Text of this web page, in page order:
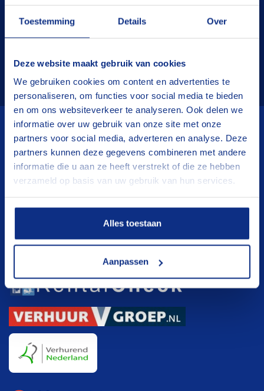
Toestemming Details Over
Deze website maakt gebruik van cookies
We gebruiken cookies om content en advertenties te
personaliseren, om functies voor social media te bieden
en om ons websiteverkeer te analyseren. Ook delen we
informatie over uw gebruik van onze site met onze
partners voor social media, adverteren en analyse. Deze
partners kunnen deze gegevens combineren met andere
informatie die u aan ze heeft verstrekt of die ze hebben
verzameld op basis van uw gebruik van hun services.
Alles toestaan
Aanpassen
Goed onderhouden
De juiste oplossing
Tevreden klanten
Wij verhuren
Aanhangwagens
Hoogwerkers
Verhuisliften
Klanten registratie